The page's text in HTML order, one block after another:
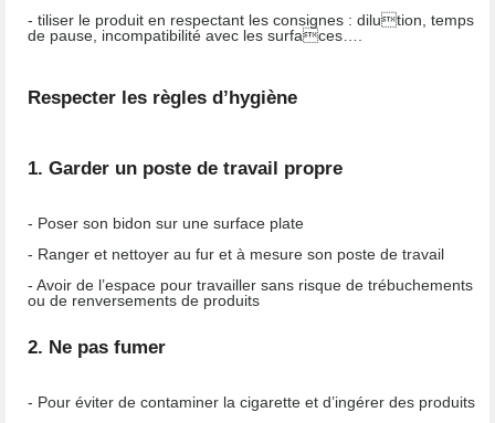
- tiliser le produit en respectant les consignes : dilution, temps
de pause, incompatibilité avec les surfaces….
Respecter les règles d’hygiène
1. Garder un poste de travail propre
- Poser son bidon sur une surface plate
- Ranger et nettoyer au fur et à mesure son poste de travail
- Avoir de l’espace pour travailler sans risque de trébuchements
ou de renversements de produits
2. Ne pas fumer
- Pour éviter de contaminer la cigarette et d’ingérer des produits